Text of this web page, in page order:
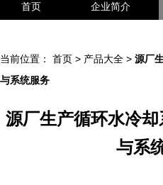
首页 企业简介
当前位置： 首页 > 产品大全 > 源厂
与系统服务
源厂生产循环水冷
与系